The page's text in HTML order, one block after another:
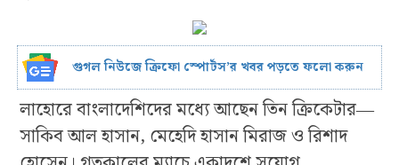
গুগল নিউজে ক্রিফো স্পোর্টস’র খবর পড়তে ফলো করুন
লাহোরে বাংলাদেশিদের মধ্যে আছেন তিন ক্রিকেটার―
সাকিব আল হাসান, মেহেদি হাসান মিরাজ ও রিশাদ